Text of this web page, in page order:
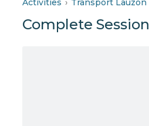
Activities Transport Lauzon
Complete Session